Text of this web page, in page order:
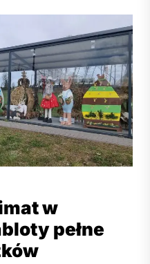
w
pełne